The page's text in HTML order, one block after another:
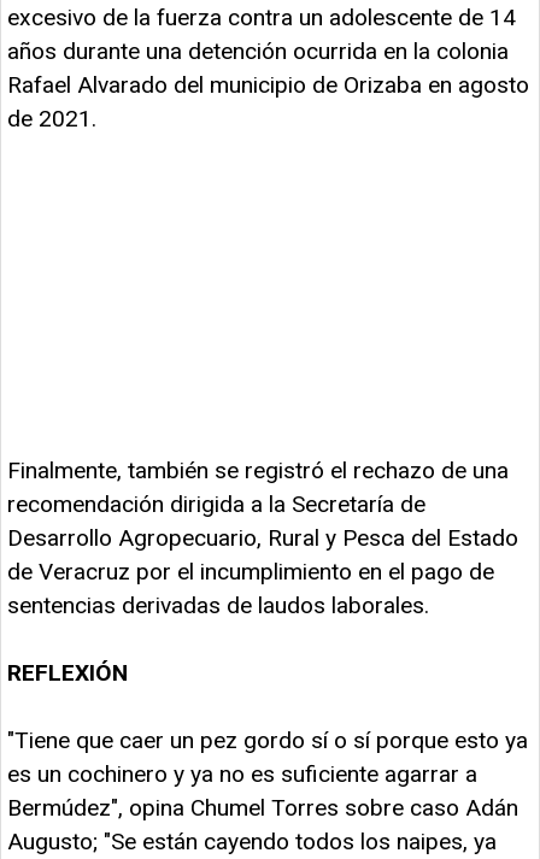
excesivo de la fuerza contra un adolescente de 14
años durante una detención ocurrida en la colonia
Rafael Alvarado del municipio de Orizaba en agosto
de 2021.
Finalmente, también se registró el rechazo de una
recomendación dirigida a la Secretaría de
Desarrollo Agropecuario, Rural y Pesca del Estado
de Veracruz por el incumplimiento en el pago de
sentencias derivadas de laudos laborales.
REFLEXIÓN
"Tiene que caer un pez gordo sí o sí porque esto ya
es un cochinero y ya no es suficiente agarrar a
Bermúdez", opina Chumel Torres sobre caso Adán
Augusto; "Se están cayendo todos los naipes, ya